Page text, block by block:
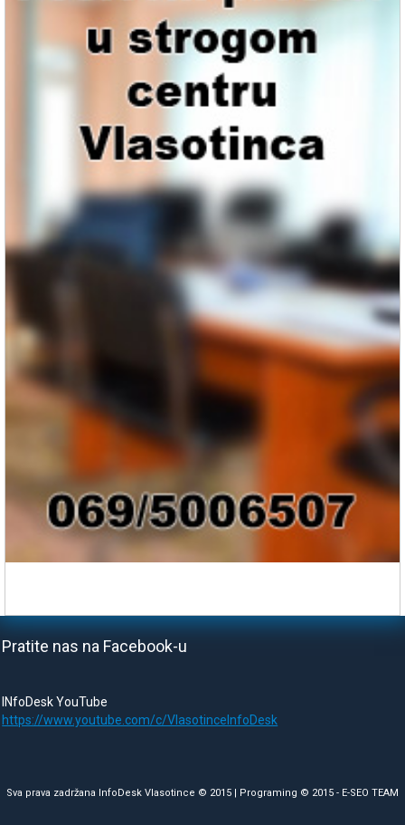
Pratite nas na Facebook-u
INfoDesk YouTube
https://www.youtube.com/c/VlasotinceInfoDesk
Sva prava zadržana InfoDesk Vlasotince © 2015 | Programing © 2015 - E-SEO TEAM